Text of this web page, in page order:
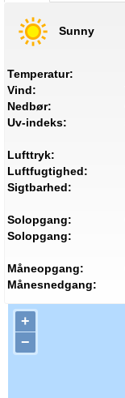
Sunny
Temperatur:
Vind:
Nedbør:
Uv-indeks:
Lufttryk:
Luftfugtighed:
Sigtbarhed:
Solopgang:
Solopgang:
Måneopgang:
Månesnedgang:
+
−